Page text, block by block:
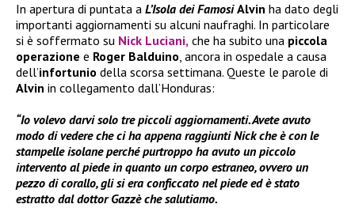
In apertura di puntata a L’Isola dei FamosiAlvin ha dato degli
importanti aggiornamenti su alcuni naufraghi. In particolare
si è soffermato su Nick Luciani, che ha subito una piccola
operazione e Roger Balduino, ancora in ospedale a causa
dell’infortunio della scorsa settimana. Queste le parole di
Alvin in collegamento dall’Honduras:
“Io volevo darvi solo tre piccoli aggiornamenti. Avete avuto
modo di vedere che ci ha appena raggiunti Nick che è con le
stampelle isolane perché purtroppo ha avuto un piccolo
intervento al piede in quanto un corpo estraneo, ovvero un
pezzo di corallo, gli si era conficcato nel piede ed è stato
estratto dal dottor Gazzè che salutiamo.